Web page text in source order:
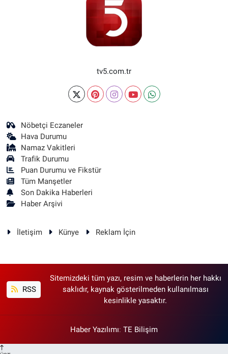
tv5.com.tr
Nöbetçi Eczaneler
Hava Durumu
Namaz Vakitleri
Trafik Durumu
Puan Durumu ve Fikstür
Tüm Manşetler
Son Dakika Haberleri
Haber Arşivi
İletişim Künye Reklam İçin
RSS
Sitemizdeki tüm yazı, resim ve haberlerin her hakkı
saklıdır, kaynak gösterilmeden kullanılması
kesinlikle yasaktır.
Haber Yazılımı: TE Bilişim